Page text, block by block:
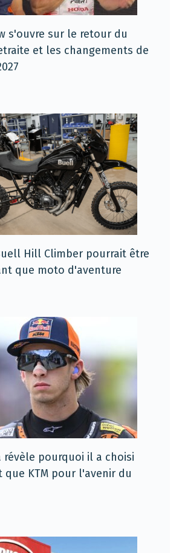
s'ouvre sur le retour du
et les changements de
Hill Climber pourrait être
que moto d'aventure
révèle pourquoi il a choisi
KTM pour l'avenir du